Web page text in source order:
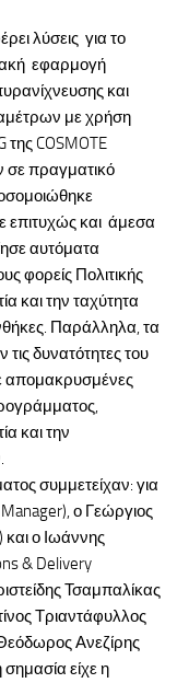
λύσεις για το
εφαρμογή
και
με χρήση
της COSMOTE
σε πραγματικό
επιτυχώς και άμεσα
αυτόματα
φορείς Πολιτικής
και την ταχύτητα
Παράλληλα, τα
τις δυνατότητες του
απομακρυσμένες
και την
συμμετείχαν: για
ο Γεώργιος
ο Ιωάννης
& Delivery
Τσαμπαλίκας
Τριαντάφυλλος
Ανεζίρης
σημασία είχε η